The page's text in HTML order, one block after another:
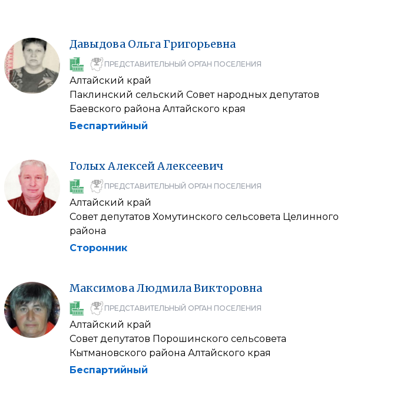
Давыдова Ольга Григорьевна
ПРЕДСТАВИТЕЛЬНЫЙ ОРГАН ПОСЕЛЕНИЯ
Алтайский край
Паклинский сельский Совет народных депутатов
Баевского района Алтайского края
Беспартийный
ГолыхАлексейАлексеевич
ПРЕДСТАВИТЕЛЬНЫЙ ОРГАН ПОСЕЛЕНИЯ
Алтайский край
Совет депутатов Хомутинского сельсовета Целинного
района
Сторонник
МаксимоваЛюдмилаВикторовна
ПРЕДСТАВИТЕЛЬНЫЙ ОРГАН ПОСЕЛЕНИЯ
Алтайский край
Совет депутатов Порошинского сельсовета
Кытмановского района Алтайского края
Беспартийный